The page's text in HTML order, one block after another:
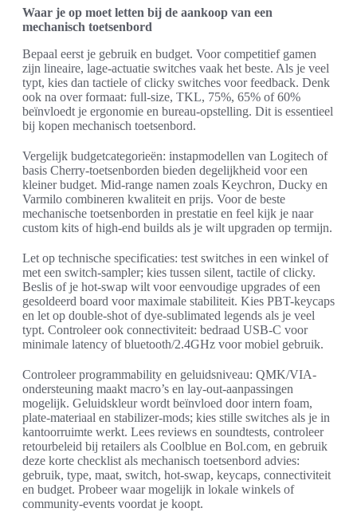
Waar je op moet letten bij de aankoop van een
mechanisch toetsenbord
Bepaal eerst je gebruik en budget. Voor competitief gamen
zijn lineaire, lage-actuatie switches vaak het beste. Als je veel
typt, kies dan tactiele of clicky switches voor feedback. Denk
ook na over formaat: full‑size, TKL, 75%, 65% of 60%
beïnvloedt je ergonomie en bureau-opstelling. Dit is essentieel
bij kopen mechanisch toetsenbord.
Vergelijk budgetcategorieën: instapmodellen van Logitech of
basis Cherry-toetsenborden bieden degelijkheid voor een
kleiner budget. Mid-range namen zoals Keychron, Ducky en
Varmilo combineren kwaliteit en prijs. Voor de beste
mechanische toetsenborden in prestatie en feel kijk je naar
custom kits of high-end builds als je wilt upgraden op termijn.
Let op technische specificaties: test switches in een winkel of
met een switch-sampler; kies tussen silent, tactile of clicky.
Beslis of je hot-swap wilt voor eenvoudige upgrades of een
gesoldeerd board voor maximale stabiliteit. Kies PBT-keycaps
en let op double-shot of dye-sublimated legends als je veel
typt. Controleer ook connectiviteit: bedraad USB-C voor
minimale latency of bluetooth/2.4GHz voor mobiel gebruik.
Controleer programmability en geluidsniveau: QMK/VIA-
ondersteuning maakt macro’s en lay-out-aanpassingen
mogelijk. Geluidskleur wordt beïnvloed door intern foam,
plate-materiaal en stabilizer-mods; kies stille switches als je in
kantoorruimte werkt. Lees reviews en soundtests, controleer
retourbeleid bij retailers als Coolblue en Bol.com, en gebruik
deze korte checklist als mechanisch toetsenbord advies:
gebruik, type, maat, switch, hot-swap, keycaps, connectiviteit
en budget. Probeer waar mogelijk in lokale winkels of
community-events voordat je koopt.